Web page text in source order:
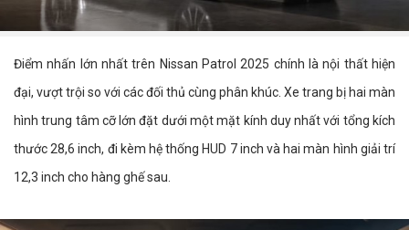
Điểm nhấn lớn nhất trên Nissan Patrol 2025 chính là nội thất hiện
đại, vượt trội so với các đối thủ cùng phân khúc. Xe trang bị hai màn
hình trung tâm cỡ lớn đặt dưới một mặt kính duy nhất với tổng kích
thước 28,6 inch, đi kèm hệ thống HUD 7 inch và hai màn hình giải trí
12,3 inch cho hàng ghế sau.